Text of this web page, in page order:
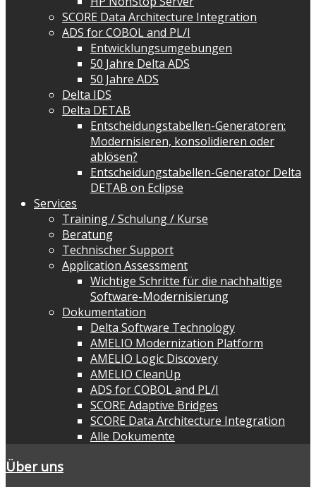
SCORE Data Architecture Integration
ADS for COBOL and PL/I
Entwicklungsumgebungen
50 Jahre Delta ADS
50 Jahre ADS
Delta IDS
Delta DETAB
Entscheidungstabellen-Generatoren:
Modernisieren, konsolidieren oder
ablösen?
Entscheidungstabellen-Generator Delta
DETAB on Eclipse
Services
Training / Schulung / Kurse
Beratung
Technischer Support
Application Assessment
Wichtige Schritte für die nachhaltige
Software-Modernisierung
Dokumentation
Delta Software Technology
AMELIO Modernization Platform
AMELIO Logic Discovery
AMELIO CleanUp
ADS for COBOL and PL/I
SCORE Adaptive Bridges
SCORE Data Architecture Integration
Alle Dokumente
Über uns